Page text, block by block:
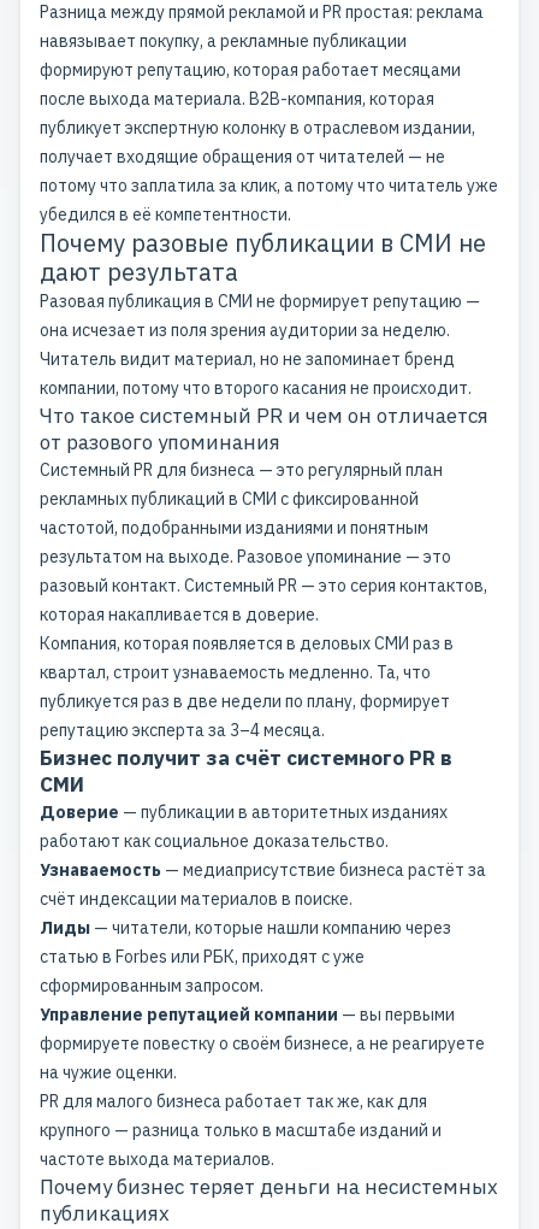
Разница между прямой рекламой и PR простая: реклама
навязывает покупку, арекламные публикации
формируют репутацию, которая работает месяцами
после выхода материала. B2B-компания, которая
публикует экспертную колонку в отраслевом издании,
получает входящие обращения от читателей — не
потому что заплатила за клик, а потому что читатель уже
убедился в её компетентности.
Почему разовые публикации в СМИ не
дают результата
Разовая публикация в СМИ не формирует репутацию —
она исчезает из поля зрения аудитории за неделю.
Читатель видит материал, но не запоминает бренд
компании, потому что второго касания не происходит.
Что такое системный PR и чем он отличается
от разового упоминания
Системный PR для бизнеса — это регулярный план
рекламных публикаций в СМИ с фиксированной
частотой, подобранными изданиями и понятным
результатом на выходе. Разовое упоминание — это
разовый контакт. Системный PR — это серия контактов,
которая накапливается в доверие.
Компания, которая появляется в деловых СМИ раз в
квартал, строит узнаваемость медленно. Та, что
публикуется раз в две недели по плану, формирует
репутацию эксперта за 3–4 месяца.
Бизнес получит за счёт системного PR в
СМИ
Доверие — публикации в авторитетных изданиях
работают как социальное доказательство.
Узнаваемость — медиаприсутствие бизнеса растёт за
счёт индексации материалов в поиске.
Лиды — читатели, которые нашли компанию через
статью в Forbes или РБК, приходят с уже
сформированным запросом.
Управление репутацией компании — вы первыми
формируете повестку о своём бизнесе, а не реагируете
на чужие оценки.
PR для малого бизнеса работает так же, как для
крупного — разница только в масштабе изданий и
частоте выхода материалов.
Почему бизнес теряет деньги на несистемных
публикациях